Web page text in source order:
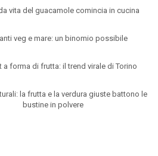
vita del guacamole comincia in cucina
veg e mare: un binomio possibile
a forma di frutta: il trend virale di Torino
la frutta e la verdura giuste battono le
bustine in polvere